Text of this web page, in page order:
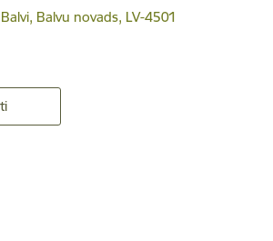
Balvu novads, LV-4501